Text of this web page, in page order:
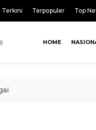
Terkini Terpopuler Top
HOME